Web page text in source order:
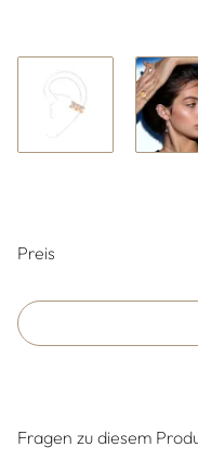
Preis
Fragen zu diesem